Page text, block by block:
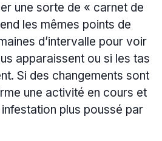
une sorte de « carnet de
les mêmes points de
d’intervalle pour voir
apparaissent ou si les tas
Si des changements sont
une activité en cours et
plus poussé par